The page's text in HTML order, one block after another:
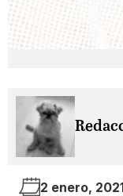
2 enero,